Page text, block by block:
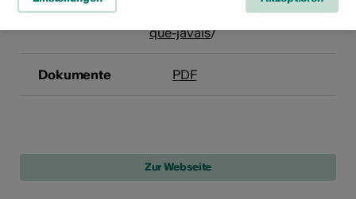
https://collectifplaje.ch/lage-
que-javais/
Dokumente PDF